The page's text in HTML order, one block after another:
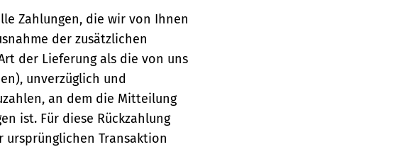
Zahlungen, die wir von Ihnen
der zusätzlichen
der Lieferung als die von uns
unverzüglich und
an dem die Mitteilung
ist. Für diese Rückzahlung
ursprünglichen Transaktion